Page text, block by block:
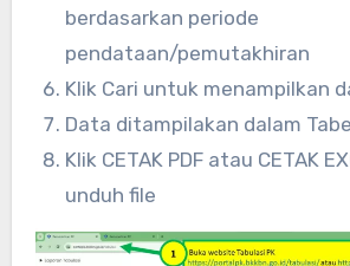
berdasarkan periode
pendataan/pemutakhiran
Klik Cari untuk menampilkan
Data ditampilakan dalam
Klik CETAK PDF atau CETAK
unduh file